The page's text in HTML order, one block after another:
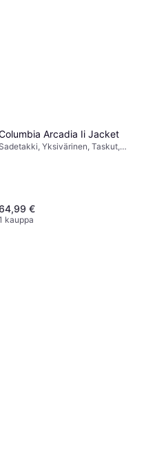
Arcadia Ii Jacket
Sadetakki, Yksivärinen, Taskut,
€
kauppa